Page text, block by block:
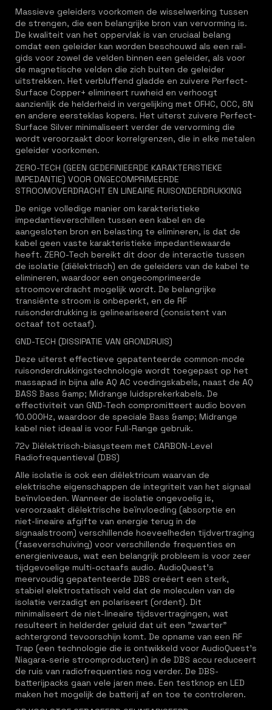
Massieve geleiders voorkomen de wisselwerking tussen
de strengen, die een belangrijke bron van vervorming is.
De kwaliteit van het oppervlak is van cruciaal belang
omdat een geleider kan worden beschouwd als een rail-
gids voor zowel de velden binnen een geleider, als voor
de magnetische velden die zich buiten de geleider
uitstrekken. Het verbluffend gladde en zuivere Perfect-
Surface Copper+ elimineert ruwheid en verhoogt
aanzienlijk de helderheid in vergelijking met OFHC, OCC, 8N
en andere eersteklas kopers. Het uiterst zuivere Perfect-
Surface Silver minimaliseert verder de vervorming die
wordt veroorzaakt door korrelgrenzen, die in elke metalen
geleider voorkomen.
ZERO-TECH (GEEN GEDEFINIEERDE KARAKTERISTIEKE
IMPEDANTIE) VOOR ONGECOMPRIMEERDE
STROOMOVERDRACHT EN LINEAIRE RUISONDERDRUKKING
De enige volledige manier om karakteristieke
impedantieverschillen tussen een kabel en de
aangesloten bron en belasting te elimineren, is dat de
kabel geen vaste karakteristieke impedantiewaarde
heeft. ZERO-Tech bereikt dit door de interactie tussen
de isolatie (diëlektrisch) en de geleiders van de kabel te
elimineren, waardoor een ongecomprimeerde
stroomoverdracht mogelijk wordt. De belangrijke
transiënte stroom is onbeperkt, en de RF
ruisonderdrukking is gelineariseerd (consistent van
octaaf tot octaaf).
GND-TECH (DISSIPATIE VAN GRONDRUIS)
Deze uiterst effectieve gepatenteerde common-mode
ruisonderdrukkingstechnologie wordt toegepast op het
massapad in bijna alle AQ AC voedingskabels, naast de AQ
BASS Bass &amp; Midrange luidsprekerkabels. De
effectiviteit van GND-Tech compromitteert audio boven
10.000Hz, waardoor de speciale Bass &amp; Midrange
kabel niet ideaal is voor Full-Range gebruik.
72v Diëlektrisch-biasysteem met CARBON-Level
Radiofrequentieval (DBS)
Alle isolatie is ook een diëlektricum waarvan de
elektrische eigenschappen de integriteit van het signaal
beïnvloeden. Wanneer de isolatie ongevoelig is,
veroorzaakt diëlektrische beïnvloeding (absorptie en
niet-lineaire afgifte van energie terug in de
signaalstroom) verschillende hoeveelheden tijdvertraging
(faseverschuiving) voor verschillende frequenties en
energieniveaus, wat een belangrijk probleem is voor zeer
tijdgevoelige multi-octaafs audio. AudioQuest's
meervoudig gepatenteerde DBS creëert een sterk,
stabiel elektrostatisch veld dat de moleculen van de
isolatie verzadigt en polariseert (ordent). Dit
minimaliseert de niet-lineaire tijdsvertragingen, wat
resulteert in helderder geluid dat uit een "zwarter"
achtergrond tevoorschijn komt. De opname van een RF
Trap (een technologie die is ontwikkeld voor AudioQuest's
Niagara-serie stroomproducten) in de DBS accu reduceert
de ruis van radiofrequenties nog verder. De DBS-
batterijpacks gaan vele jaren mee. Een testknop en LED
maken het mogelijk de batterij af en toe te controleren.